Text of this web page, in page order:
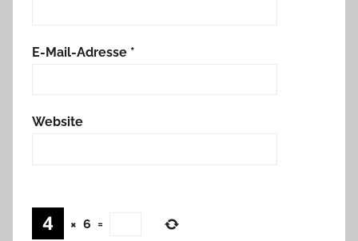
E-Mail-Adresse *
Website
× 6 =